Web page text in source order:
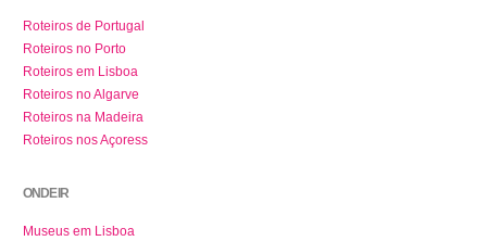
Roteiros de Portugal
Roteiros no Porto
Roteiros em Lisboa
Roteiros no Algarve
Roteiros na Madeira
Roteiros nos Açoress
ONDE IR
Museus em Lisboa